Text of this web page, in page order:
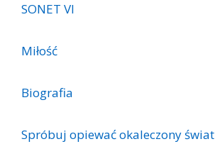
SONET VI
Miłość
Biografia
Spróbuj opiewać okaleczony świat